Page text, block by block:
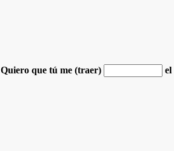
Quiero que tú me (traer)
el